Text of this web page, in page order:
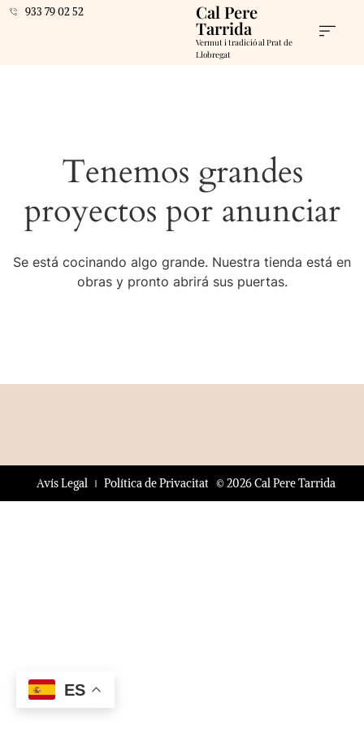
933 79 02 52 Cal Pere
Tarrida
Vermut i tradició al Prat de
Llobregat
Tenemos grandes
proyectos por anunciar
Se está cocinando algo grande. Nuestra tienda está en
obras y pronto abrirá sus puertas.
© 2026 Cal Pere Tarrida
Avís Legal Política de Privacitat
ES